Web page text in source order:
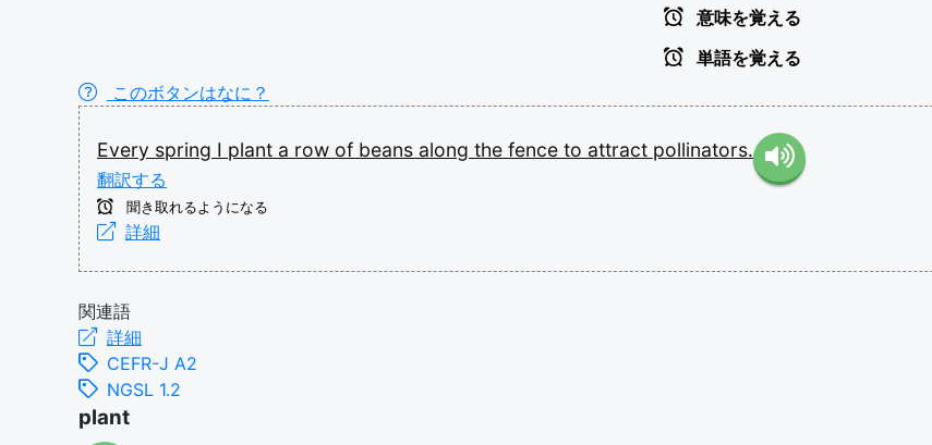
意味を覚える
単語を覚える
このボタンはなに？
Every spring I plant a row of beans along the fence to attract pollinators.
翻訳する
聞き取れるようになる
詳細
関連語
詳細
CEFR-J A2
NGSL 1.2
plant